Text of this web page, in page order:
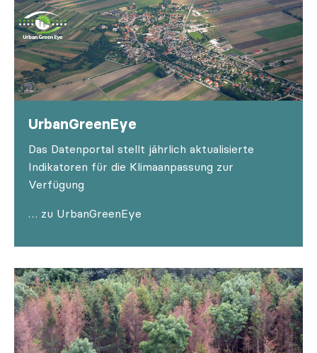
UrbanGreenEye
Das Datenportal stellt jährlich aktualisierte
Indikatoren für die Klimaanpassung zur
Verfügung
… zu UrbanGreenEye